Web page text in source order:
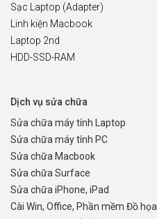
Sạc Laptop (Adapter)
Linh kiện Macbook
Laptop 2nd
HDD-SSD-RAM
Dịch vụ sửa chữa
Sửa chữa máy tính Laptop
Sửa chữa máy tính PC
Sửa chữa Macbook
Sửa chữa Surface
Sửa chữa iPhone, iPad
Cài Win, Office, Phần mềm Đồ họa